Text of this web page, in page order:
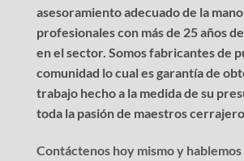
asesoramiento adecuado de la
profesionales con más de 25 años
en el sector. Somos fabricantes de
comunidad lo cual es garantía de
trabajo hecho a la medida de su
toda la pasión de maestros
Contáctenos hoy mismo y hablemos